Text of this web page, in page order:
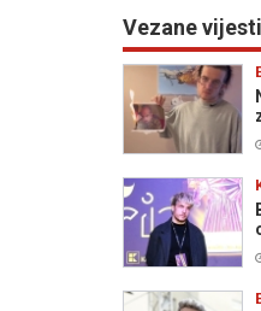
Vezane vijesti